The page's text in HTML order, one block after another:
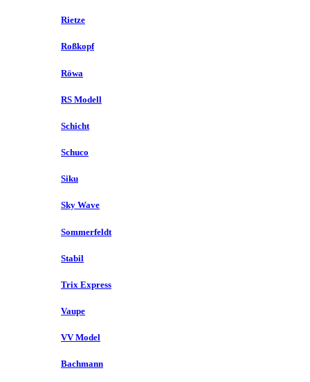
Rietze
Roßkopf
Röwa
RS Modell
Schicht
Schuco
Siku
Sky Wave
Sommerfeldt
Stabil
Trix Express
Vaupe
VV Model
Bachmann